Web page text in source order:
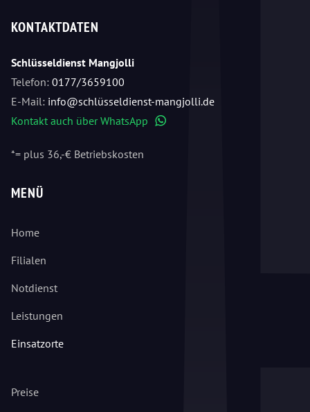
KONTAKTDATEN
Schlüsseldienst Mangjolli
Telefon: 0177/3659100
E-Mail: info@schlüsseldienst-mangjolli.de
Kontakt auch über WhatsApp
*= plus 36,-€ Betriebskosten
MENÜ
Home
Filialen
Notdienst
Leistungen
Einsatzorte
Preise